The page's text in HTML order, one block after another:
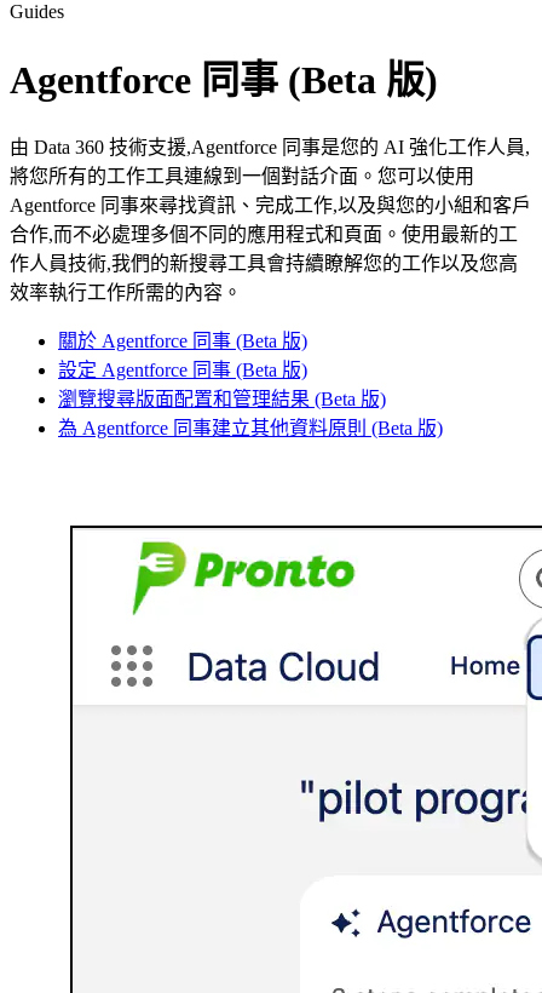
Guides
Agentforce 同事 (Beta 版)
由 Data 360 技術支援,Agentforce 同事是您的 AI 強化工作人員,
將您所有的工作工具連線到一個對話介面。您可以使用
Agentforce 同事來尋找資訊、完成工作,以及與您的小組和客戶
合作,而不必處理多個不同的應用程式和頁面。使用最新的工
作人員技術,我們的新搜尋工具會持續瞭解您的工作以及您高
效率執行工作所需的內容。
關於 Agentforce 同事 (Beta 版)
設定 Agentforce 同事 (Beta 版)
瀏覽搜尋版面配置和管理結果 (Beta 版)
為 Agentforce 同事建立其他資料原則 (Beta 版)